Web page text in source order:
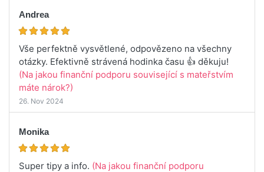
Andrea
Vše perfektně vysvětlené, odpovězeno na všechny
otázky. Efektivně strávená hodinka času 👍 děkuju!
(Na jakou finanční podporu související s mateřstvím
máte nárok?)
26. Nov 2024
Monika
Super tipy a info. (Na jakou finanční podporu